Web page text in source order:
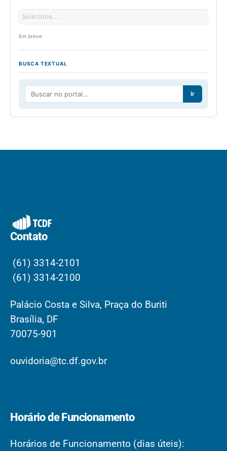
Em breve
BUSCA TEXTUAL
Ir
Contato
(61) 3314-2101
(61) 3314-2100
Palácio Costa e Silva, Praça do Buriti
Brasília, DF
70075-901
ouvidoria@tc.df.gov.br
Horário de Funcionamento
Horários de Funcionamento (dias úteis):